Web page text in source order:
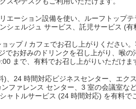
エーション設備を使い、ルーフトップ
シェルジュ サービス、託児サービス (有
ップ / カフェでお召し上がりください
でお好みのドリンクを召し上がり、喉
まで、有料でお召し上がりいただけま
、24 時間対応ビジネスセンター、エク
ファレンス センター、3 室の会議室
ャトルサービス (24 時間対応) を有料